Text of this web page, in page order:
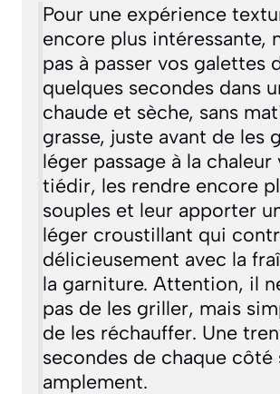
Pour une expérience
encore plus intéressante,
pas à passer vos galettes
quelques secondes dans
chaude et sèche, sans
grasse, juste avant de les
léger passage à la chaleur
tiédir, les rendre encore
souples et leur apporter
léger croustillant qui
délicieusement avec la
la garniture. Attention, il
pas de les griller, mais
de les réchauffer. Une
secondes de chaque côté
amplement.